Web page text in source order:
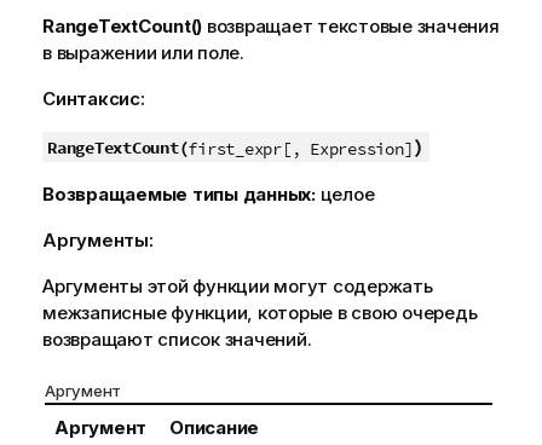
RangeTextCount() возвращает текстовые значения
в выражении или поле.
Синтаксис:
RangeTextCount(first_expr[, Expression])
Возвращаемые типы данных: целое
Аргументы:
Аргументы этой функции могут содержать
межзаписные функции, которые в свою очередь
возвращают список значений.
Аргумент
Аргумент Описание